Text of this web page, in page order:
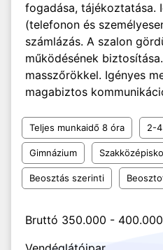
fogadása, tájékoztatása.
(telefonon és
számlázás. A szalon
működésének
masszőrökkel. Igényes
magabiztos
Teljes munkaidő 8 óra 2-
Gimnázium
Beosztás szerinti
Bruttó 350.000 -